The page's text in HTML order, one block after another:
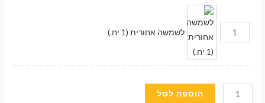
לשמשה אחורית (1 יח.)
כמות
הוספה לסלמעבר לסל הקניות